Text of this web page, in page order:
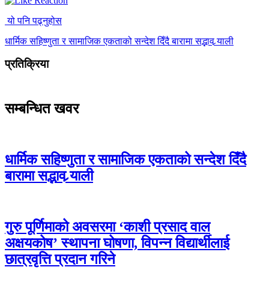
यो पनि पढ्नुहोस
धार्मिक सहिष्णुता र सामाजिक एकताको सन्देश दिँदै बारामा सद्भाव र्‍याली
प्रतिक्रिया
सम्बन्धित खवर
धार्मिक सहिष्णुता र सामाजिक एकताको सन्देश दिँदै
बारामा सद्भाव र्‍याली
गुरु पूर्णिमाको अवसरमा ‘काशी प्रसाद वाल
अक्षयकोष’ स्थापना घोषणा, विपन्न विद्यार्थीलाई
छात्रवृत्ति प्रदान गरिने